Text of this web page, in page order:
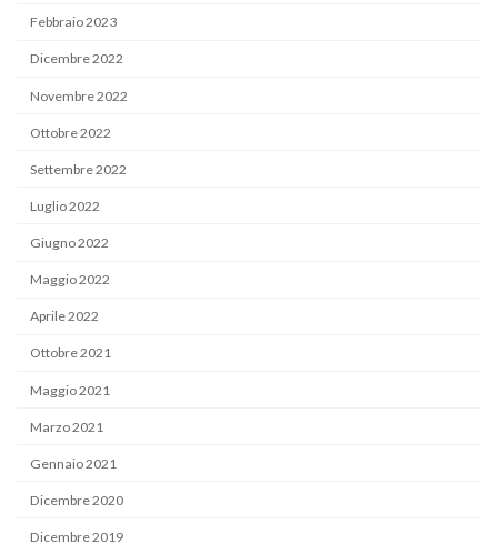
Febbraio 2023
Dicembre 2022
Novembre 2022
Ottobre 2022
Settembre 2022
Luglio 2022
Giugno 2022
Maggio 2022
Aprile 2022
Ottobre 2021
Maggio 2021
Marzo 2021
Gennaio 2021
Dicembre 2020
Dicembre 2019